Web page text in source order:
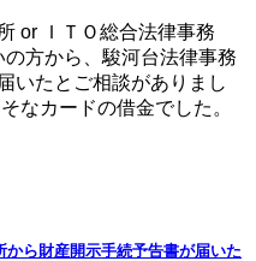
or ＩＴＯ総合法律事務
方から、駿河台法律事務
いたとご相談がありまし
なカードの借金でした。
ら財産開示手続予告書が届いた